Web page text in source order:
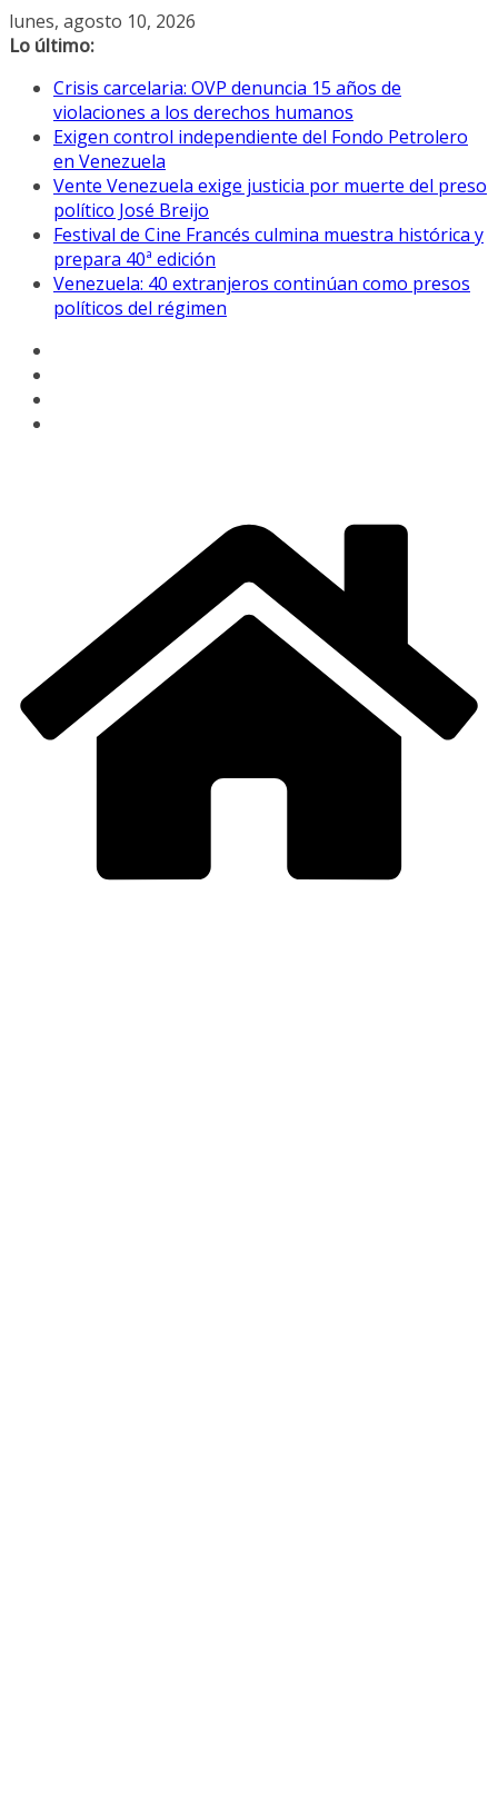
Saltar
al
lunes, agosto 10, 2026
Lo último:
Crisis carcelaria: OVP denuncia 15 años de
violaciones a los derechos humanos
Exigen control independiente del Fondo Petrolero
en Venezuela
Vente Venezuela exige justicia por muerte del preso
político José Breijo
Festival de Cine Francés culmina muestra histórica y
prepara 40ª edición
Venezuela: 40 extranjeros continúan como presos
políticos del régimen